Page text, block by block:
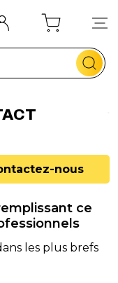
nous
ce
les plus brefs